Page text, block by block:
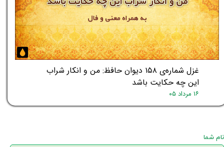
غزل شماره‌ی ۱۵۸ دیوان حافظ: من و انکار شراب
این چه حکایت باشد
۱۶ مرداد ۰۵
نام شما